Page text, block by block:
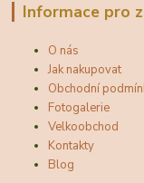
Informace pro
O nás
Jak nakupovat
Obchodní
Fotogalerie
Velkoobchod
Kontakty
Blog